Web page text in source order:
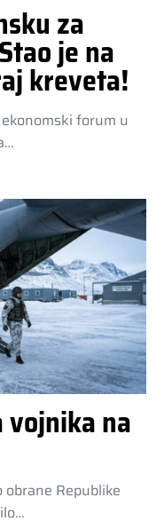
za
je na
kreveta!
ekonomski forum u
vojnika na
obrane Republike